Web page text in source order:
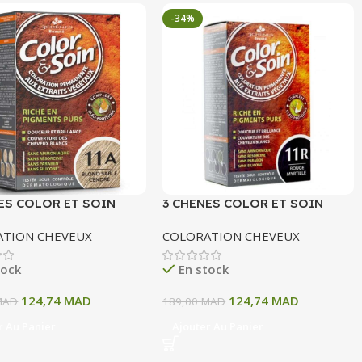
COLOR ET SOIN
SABLE CENDRE 135
CHEVEUX
124,74 MAD
-34%
3 CHENES COLOR ET SOIN
11R ROUGE MYRTILLE 135 ML
COLORATION CHEVEUX
En stock
189,00MAD 124,74 MAD